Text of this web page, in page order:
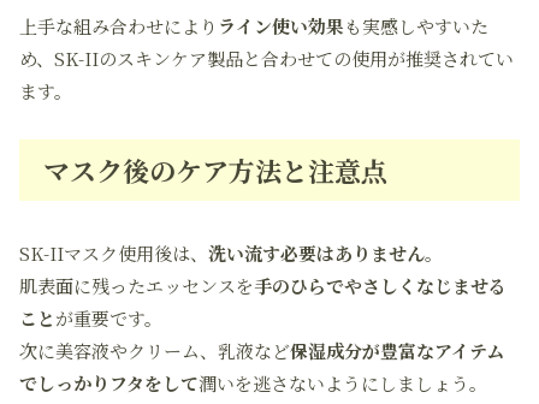
上手な組み合わせにより ライン使い効果も実感しやすいた
め、SK-IIのスキンケア製品と合わせての使用が推奨されてい
ます。
マスク後のケア方法と注意点
SK-IIマスク使用後は、 洗い流す必要はありません。
肌表面に残ったエッセンスを手のひらでやさしくなじませる
ことが重要です。
次に美容液やクリーム、乳液など保湿成分が豊富なアイテム
でしっかりフタをして潤いを逃さないようにしましょう。